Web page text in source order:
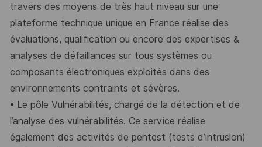
travers des moyens de très haut niveau sur une
plateforme technique unique en France réalise des
évaluations, qualification ou encore des expertises &
analyses de défaillances sur tous systèmes ou
composants électroniques exploités dans des
environnements contraints et sévères.
• Le pôle Vulnérabilités, chargé de la détection et de
l’analyse des vulnérabilités. Ce service réalise
également des activités de pentest (tests d’intrusion)